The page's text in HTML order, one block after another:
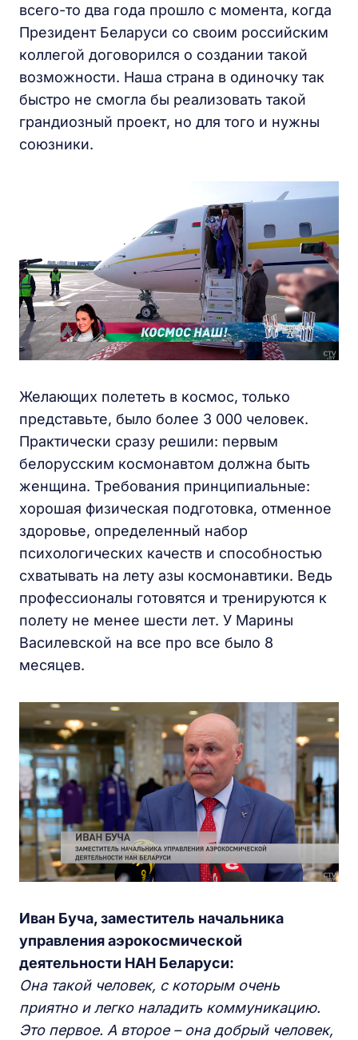
всего-то два года прошло с момента, когда
Президент Беларуси со своим российским
коллегой договорился о создании такой
возможности. Наша страна в одиночку так
быстро не смогла бы реализовать такой
грандиозный проект, но для того и нужны
союзники.
Желающих полететь в космос, только
представьте, было более 3 000 человек.
Практически сразу решили: первым
белорусским космонавтом должна быть
женщина. Требования принципиальные:
хорошая физическая подготовка, отменное
здоровье, определенный набор
психологических качеств и способностью
схватывать на лету азы космонавтики. Ведь
профессионалы готовятся и тренируются к
полету не менее шести лет. У Марины
Василевской на все про все было 8
месяцев.
Иван Буча, заместитель начальника
управления аэрокосмической
деятельности НАН Беларуси:
Она такой человек, с которым очень
приятно и легко наладить коммуникацию.
Это первое. А второе – она добрый человек,